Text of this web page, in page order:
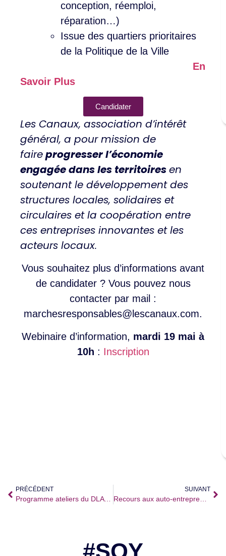
conception, réemploi,
réparation…)
Issue des quartiers prioritaires
de la Politique de la Ville
En
Savoir Plus
Candidater
Les Canaux, association d’intérêt
général, a pour mission de
faireprogresser l’économie
engagée dans les territoiresen
soutenant le développement des
structures locales, solidaires et
circulaires et la coopération entre
ces entreprises innovantes et les
acteurs locaux.
Vous souhaitez plus d’informations avant
de candidater ? Vous pouvez nous
contacter par mail :
marchesresponsables@lescanaux.com.
Webinaire d’information, mardi 19 mai à
10h : Inscription
PRÉCÉDENT
Programme ateliers du DLA : bénévolat, financements,…
SUIVANT
Recours aux auto-entrepreneurs dans les associations